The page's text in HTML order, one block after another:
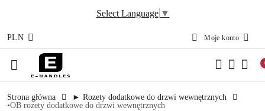
Select Language ▼
Przejdź do treści głównej
Przejdź do wyszukiwarki
Przejdź do moje konto
Przejdź do menu głównego
Przejdź do opisu produktu
Przejdź do stopki
PLN Moje konto
Strona główna
► Rozety dodatkowe do drzwi wewnętrznych
•OB rozety dodatkowe do drzwi wewnętrznych